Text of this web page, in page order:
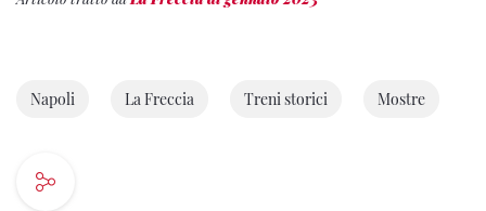
Napoli La Freccia Treni storici Mostre